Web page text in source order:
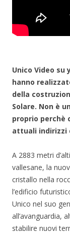
Unico Video su
hanno
della
Solare. Non è
proprio perchè
attuali indirizzi
A 2883 metri
vallesane, la
cristallo nella
l’edificio
Unico nel suo
all’avanguardia,
stabilire nuovi